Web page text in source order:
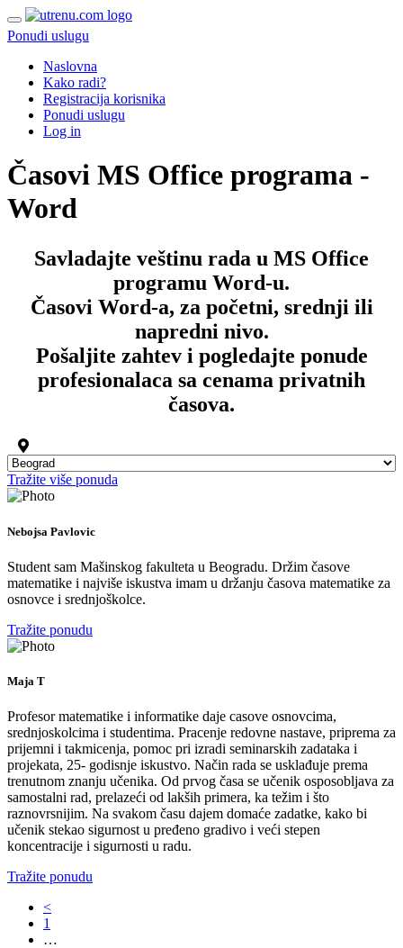
Ponudi uslugu
Naslovna
Kako radi?
Registracija korisnika
Ponudi uslugu
Log in
Časovi MS Office programa -
Word
Savladajte veštinu rada u MS Office
programu Word-u.
Časovi Word-a, za početni, srednji ili
napredni nivo.
Pošaljite zahtev i pogledajte ponude
profesionalaca sa cenama privatnih
časova.
Tražite više ponuda
Nebojsa Pavlovic
Student sam Mašinskog fakulteta u Beogradu. Držim časove
matematike i najviše iskustva imam u držanju časova matematike za
osnovce i srednjoškolce.
Tražite ponudu
Maja T
Profesor matematike i informatike daje casove osnovcima,
srednjoskolcima i studentima. Pracenje redovne nastave, priprema za
prijemni i takmicenja, pomoc pri izradi seminarskih zadataka i
projekata, 25- godisnje iskustvo. Način rada se usklađuje prema
trenutnom znanju učenika. Od prvog časa se učenik osposobljava za
samostalni rad, prelazeći od lakših primera, ka težim i što
raznovrsnijim. Na svakom času dajem domaće zadatke, kako bi
učenik stekao sigurnost u pređeno gradivo i veći stepen
koncentracije i sigurnosti u radu.
Tražite ponudu
<
1
…